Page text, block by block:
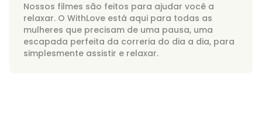
Nossos filmes são feitos para ajudar você a
relaxar. O WithLove está aqui para todas as
mulheres que precisam de uma pausa, uma
escapada perfeita da correria do dia a dia, para
simplesmente assistir e relaxar.